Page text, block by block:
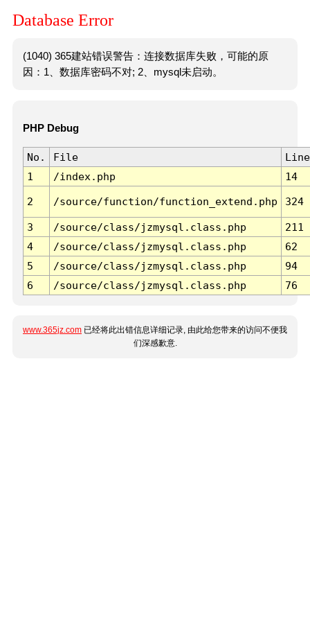
Database Error
(1040) 365建站错误警告：连接数据库失败，可能的原
因：1、数据库密码不对; 2、mysql未启动。
PHP Debug
No. File
Line
1
/index.php 14
2 /source/function/function_extend.php 324
3 /source/class/jzmysql.class.php
211
4
/source/class/jzmysql.class.php
62
5
/source/class/jzmysql.class.php
94
6
/source/class/jzmysql.class.php 76
www.365jz.com 已经将此出错信息详细记录, 由此给您带来的访问不便我
们深感歉意.